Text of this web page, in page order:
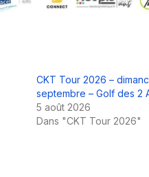
CKT Tour 2026 –
septembre – Golf des 2
5 août 2026
Dans "CKT Tour 2026"